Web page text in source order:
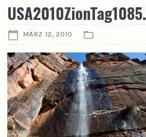
KONTAKT
ÜBER MICH
MÄRZ 12, 2010